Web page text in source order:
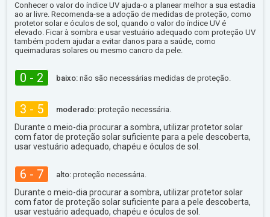
Conhecer o valor do índice UV ajuda-o a planear melhor a sua estadia
ao ar livre. Recomenda-se a adoção de medidas de proteção, como
protetor solar e óculos de sol, quando o valor do índice UV é
elevado. Ficar à sombra e usar vestuário adequado com proteção UV
também podem ajudar a evitar danos para a saúde, como
queimaduras solares ou mesmo cancro da pele.
0 - 2 baixo: não são necessárias medidas de proteção.
3 - 5 moderado: proteção necessária.
Durante o meio-dia procurar a sombra, utilizar protetor solar
com fator de proteção solar suficiente para a pele descoberta,
usar vestuário adequado, chapéu e óculos de sol.
6 - 7 alto: proteção necessária.
Durante o meio-dia procurar a sombra, utilizar protetor solar
com fator de proteção solar suficiente para a pele descoberta,
usar vestuário adequado, chapéu e óculos de sol.